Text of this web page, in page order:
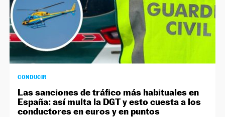
CONDUCIR
Las sanciones de tráfico más habituales en
España: así multa la DGT y esto cuesta a los
conductores en euros y en puntos